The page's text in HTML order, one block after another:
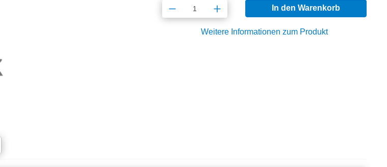
Produkt Anzahl: Gib den gewünschten
In den Warenkorb
Weitere Informationen zum Produkt